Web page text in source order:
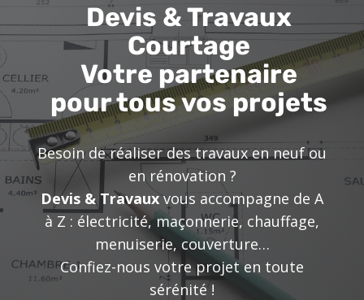
Devis & Travaux
Courtage
Votre partenaire
pour tous vos projets
Besoin de réaliser des travaux en neuf ou
en rénovation ?
Devis & Travaux vous accompagne de A
à Z : électricité, maçonnerie, chauffage,
menuiserie, couverture…
Confiez-nous votre projet en toute
sérénité !